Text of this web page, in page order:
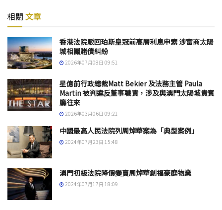
相關 文章
香港法院駁回珀斯皇冠前高層利息申索 涉富商太陽
城相關賭債糾紛
2026年07月08日 09:51
星億前行政總裁Matt Bekier 及法務主管 Paula
Martin 被判違反董事職責，涉及與澳門太陽城貴賓
廳往來
2026年03月06日 09:21
中國最高人民法院列周焯華案為「典型案例」
2024年07月23日 15:48
澳門初級法院降價變賣周焯華創福豪庭物業
2024年07月17日 18:09